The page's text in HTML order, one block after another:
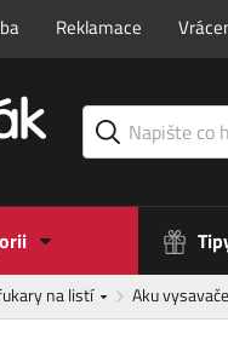
Reklamace
na listí Aku